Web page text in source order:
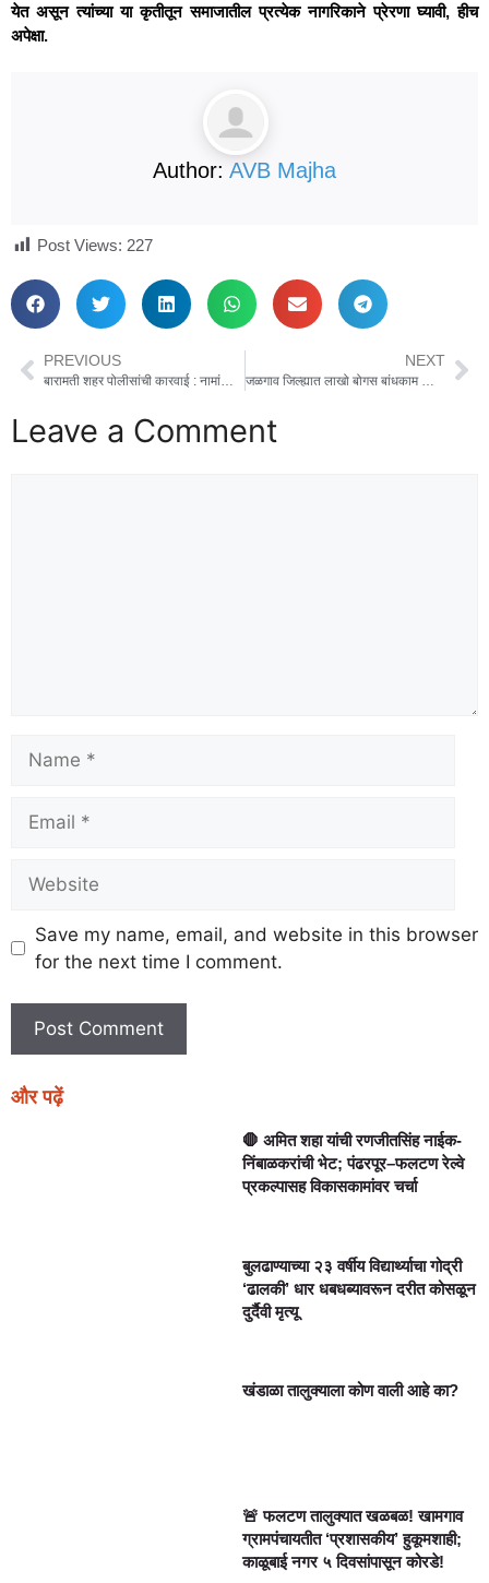
येत असून त्यांच्या या कृतीतून समाजातील प्रत्येक नागरिकाने प्रेरणा घ्यावी, हीच
अपेक्षा.
Author: AVB Majha
Post Views: 227
PREVIOUS NEXT
Leave a Comment
Save my name, email, and website in this browser
for the next time I comment.
और पढ़ें
🛑 अमित शहा यांची रणजीतसिंह नाईक-
निंबाळकरांची भेट; पंढरपूर–फलटण रेल्वे
प्रकल्पासह विकासकामांवर चर्चा
बुलढाण्याच्या २३ वर्षीय विद्यार्थ्याचा गोद्री
‘ढालकी’ धार धबधब्यावरून दरीत कोसळून
दुर्दैवी मृत्यू
खंडाळा तालुक्याला कोण वाली आहे का?
🚨 फलटण तालुक्यात खळबळ! खामगाव
ग्रामपंचायतीत ‘प्रशासकीय’ हुकूमशाही;
काळूबाई नगर ५ दिवसांपासून कोरडे!